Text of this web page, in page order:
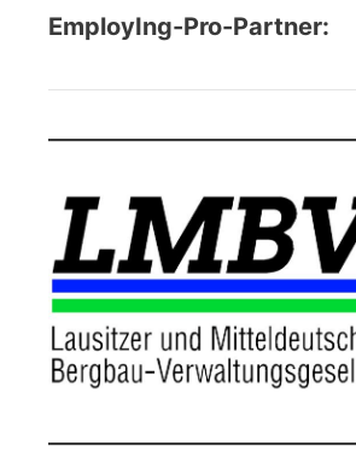
EmployIng-Pro-Partner: